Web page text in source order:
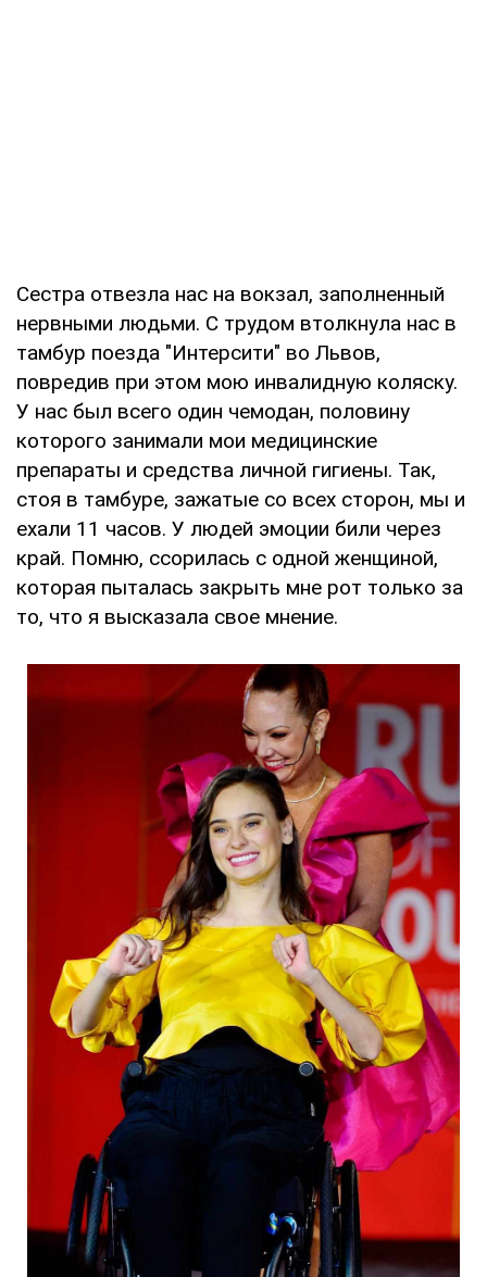
Сестра отвезла нас на вокзал, заполненный
нервными людьми. С трудом втолкнула нас в
тамбур поезда "Интерсити" во Львов,
повредив при этом мою инвалидную коляску.
У нас был всего один чемодан, половину
которого занимали мои медицинские
препараты и средства личной гигиены. Так,
стоя в тамбуре, зажатые со всех сторон, мы и
ехали 11 часов. У людей эмоции били через
край. Помню, ссорилась с одной женщиной,
которая пыталась закрыть мне рот только за
то, что я высказала свое мнение.